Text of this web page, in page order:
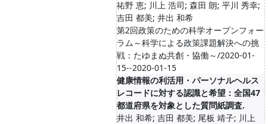
祐野 恵; 川上 浩司; 森田 朗; 平川 秀幸;
吉田 都美; 井出 和希
第2回政策のための科学オープンフォー
ラム～科学による政策課題解決への挑
戦：たゆまぬ共創・協働～/2020-01-
15--2020-01-15
健康情報の利活用・パーソナルヘルス
レコードに対する認識と希望：全国47
都道府県を対象とした質問紙調査.
井出 和希; 吉田 都美; 尾板 靖子; 川上